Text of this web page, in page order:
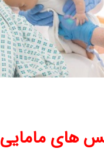
های مامایی